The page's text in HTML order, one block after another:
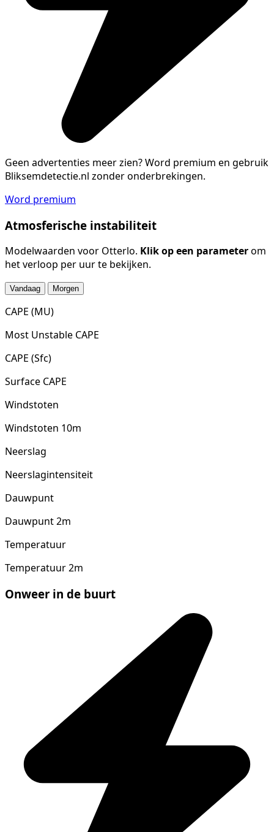
Geen advertenties meer zien?Word premium en gebruik
Bliksemdetectie.nl zonder onderbrekingen.
Word premium
Atmosferische instabiliteit
Modelwaarden voor Otterlo. Klik op een parameterom
het verloop per uur te bekijken.
Vandaag Morgen
CAPE (MU)
Most Unstable CAPE
CAPE (Sfc)
Surface CAPE
Windstoten
Windstoten 10m
Neerslag
Neerslagintensiteit
Dauwpunt
Dauwpunt 2m
Temperatuur
Temperatuur 2m
Onweer in de buurt